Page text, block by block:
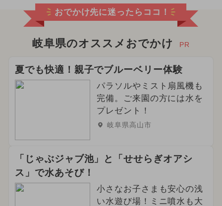
おでかけ先に迷ったらココ！
岐阜県のオススメおでかけ PR
夏でも快適！親子でブルーベリー体験
パラソルやミスト扇風機も
完備。ご来園の方には水を
プレゼント！
岐阜県高山市
「じゃぶジャブ池」と「せせらぎオアシ
ス」で水あそび！
小さなお子さまも安心の浅
い水遊び場！ミニ噴水も大